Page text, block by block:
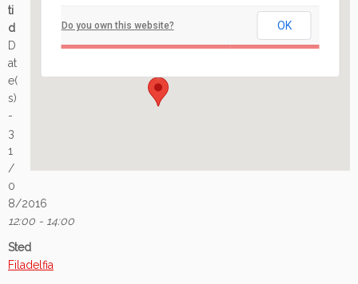
Arrangement
Do you own this website? OK
ti
d
D
at
e(
s)
-
3
1
/
0
8/2016
12:00 - 14:00
Sted
Filadelfia